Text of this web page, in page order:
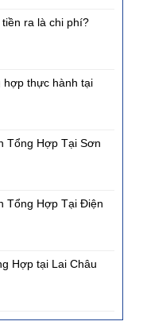
ra là chi phí?
hợp thực hành tại
Tổng Hợp Tại Sơn
Tổng Hợp Tại Điện
Hợp tại Lai Châu